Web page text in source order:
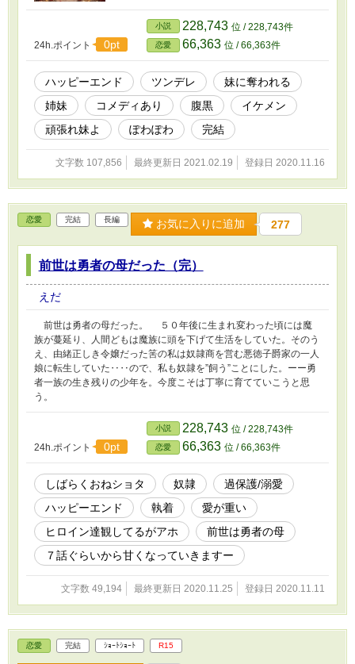
は！！私が去年買っていたこのドレスの方がま
だマシなので差し上げますわ！お下がりですけ
どね！妹からお下がりをもらうなんてお恥ずか
しくないのかしら？！ 髪飾りだってそうです
のよ。姉の透明感のある甘栗色の髪に、ビカビ
カのルビーなんて似合いませんわ！センスが悪
すぎですのよ！！ そのうえ少し前から姉に仕
えている侍女はか弱いふりをして姉から同情さ
れて何かと物を贈られていますの。そういうの
に気付けないんですのよ、私の姉は。それから
婚約者。あれはだめね。一癖どころか二癖も三
癖もありますわ。腹が黒いったらありゃしませ
ん。姉はそういうのを見抜く能力が１ミリもご
わ。女癖も悪いという噂もお聞きしますし、疎
くて汚れのない姉には不向きなんですの。別に
あの男じゃなくもっと条件の良い殿方は沢山い
かって？？ーー何を言ってるんですの？私は、
てられないだけですのよ！！ 妹に奪われた系
が多かったのでツンデレ妹奮闘記が書きたくな
りました(^^) カクヨムでも掲載はじめました☆
１１／３０本編完結しました。番外編を書いて
いくつもりなので、もしよろしければ読んでく
ださい(*´꒳`*)
24h.ポイント 0pt
小説 228,743 位 / 228,743件
恋愛 66,363 位 / 66,363件
ハッピーエンド ツンデレ
妹に奪われる
姉妹
コメディあり 腹黒
イケメン
頑張れ妹よ
ぽわぽわ 完結
文字数 107,856 最終更新日 2021.02.19 登録日 2020.11.16
恋愛 完結 長編 お気に入りに追加 277
前世は勇者の母だった（完）
えだ
前世は勇者の母だった。 ５０年後に生まれ変わった頃には魔
族が蔓延り、人間どもは魔族に頭を下げて生活をしていた。そのう
え、由緒正しき令嬢だった筈の私は奴隷商を営む悪徳子爵家の一人
娘に転生していた‥‥ので、私も奴隷を”飼う”ことにした。ーー勇
者一族の生き残りの少年を。今度こそは丁寧に育てていこうと思
う。
24h.ポイント 0pt
小説 228,743 位 / 228,743件
恋愛 66,363 位 / 66,363件
しばらくおねショタ 奴隷
過保護/溺愛
ハッピーエンド
執着
愛が重い
ヒロイン達観してるがアホ
前世は勇者の母
７話ぐらいから甘くなっていきますー
文字数 49,194 最終更新日 2020.11.25 登録日 2020.11.11
恋愛 完結 ｼｮｰﾄｼｮｰﾄ R15